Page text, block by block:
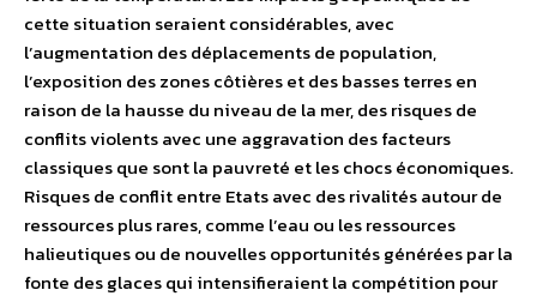
cette situation seraient considérables, avec
l’augmentation des déplacements de population,
l’exposition des zones côtières et des basses terres en
raison de la hausse du niveau de la mer, des risques de
conflits violents avec une aggravation des facteurs
classiques que sont la pauvreté et les chocs économiques.
Risques de conflit entre Etats avec des rivalités autour de
ressources plus rares, comme l’eau ou les ressources
halieutiques ou de nouvelles opportunités générées par la
fonte des glaces qui intensifieraient la compétition pour